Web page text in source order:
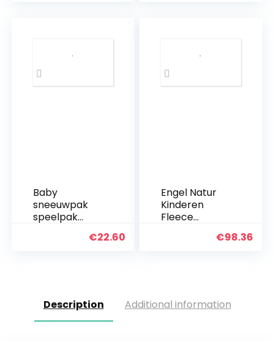
0-18 maanden
Baby
sneeuwpak
speelpak
warme
kledingset
€22.60
Engel Natur
Kinderen
Fleece
€98.36
Description Additional information